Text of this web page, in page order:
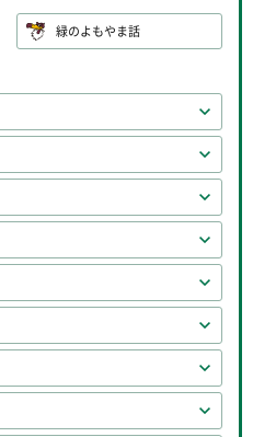
緑のよもやま話